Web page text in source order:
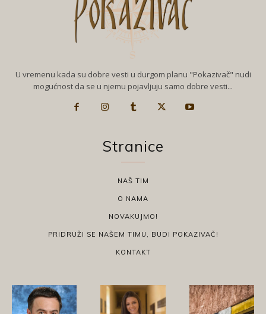
U vremenu kada su dobre vesti u durgom planu "Pokazivač" nudi
mogućnost da se u njemu pojavljuju samo dobre vesti...
Stranice
NAŠ TIM
O NAMA
NOVAKUJMO!
PRIDRUŽI SE NAŠEM TIMU, BUDI POKAZIVAČ!
KONTAKT